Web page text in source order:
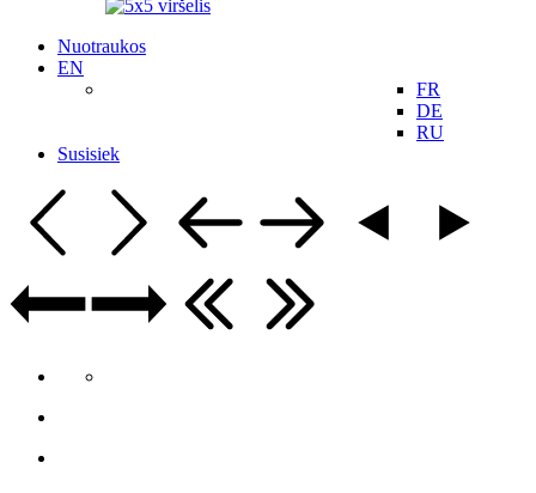
Nuotraukos
EN
FR
DE
RU
Susisiek